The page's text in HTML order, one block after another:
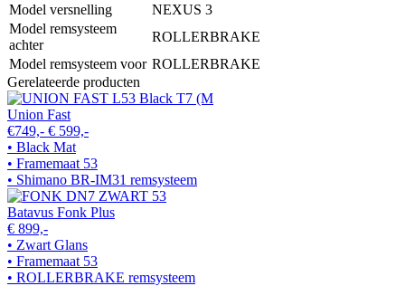
Model versnelling
NEXUS 3
Model remsysteem
achter
ROLLERBRAKE
Model remsysteem voor ROLLERBRAKE
Gerelateerde producten
Union Fast
€749,- € 599,-
• Black Mat
• Framemaat 53
• Shimano BR-IM31 remsysteem
Batavus Fonk Plus
€ 899,-
• Zwart Glans
• Framemaat 53
• ROLLERBRAKE remsysteem